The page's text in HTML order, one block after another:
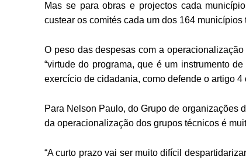
Mas se para obras e projectos cada
custear os comités cada um dos 164
O peso das despesas com a
“virtude do programa, que é um instrumento
exercício de cidadania, como defende o artigo
Para Nelson Paulo, do Grupo de organizações
da operacionalização dos grupos técnicos é
“A curto prazo vai ser muito difícil